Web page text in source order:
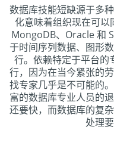
数据库技能短缺源于多
化意味着组织现在可以
MongoDB、Oracle 和
于时间序列数据、图形
行。依赖特定于平台的
行，因为在当今紧张的
找专家几乎是不可能的
富的数据库专业人员的
还要快，而数据库的复
处理